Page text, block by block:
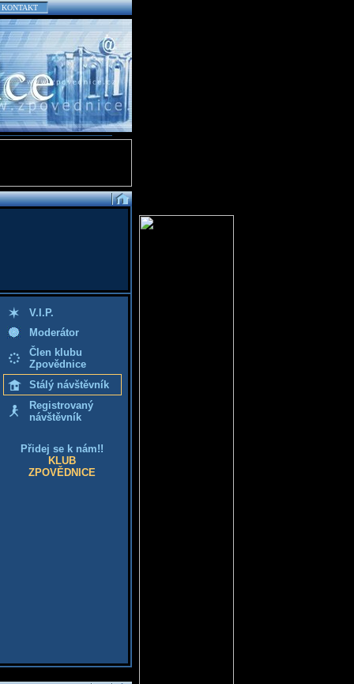
KONTAKT
V.I.P.
Moderátor
Člen klubu
Zpovědnice
Stálý návštěvník
Registrovaný
návštěvník
Přidej se k nám!!
KLUB
ZPOVĚDNICE